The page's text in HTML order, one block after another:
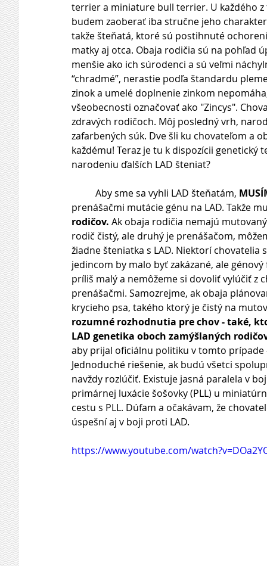
terrier a miniature bull terrier. U každého
budem zaoberať iba stručne jeho
takže šteňatá, ktoré sú postihnuté
matky aj otca. Obaja rodičia sú na pohľad
menšie ako ich súrodenci a sú veľmi
“chradmé”, nerastie podľa štandardu
zinok a umelé doplnenie zinkom
všeobecnosti označovať ako "Zincys".
zdravých rodičoch. Môj posledný vrh,
zafarbených súk. Dve šli ku chovateľom a
každému! Teraz je tu k dispozícii
narodeniu ďalších LAD šteniat?
          Aby sme sa vyhli LAD šteňatám,
prenášačmi mutácie génu na LAD. Takže
rodičov. Ak obaja rodičia nemajú
rodič čistý, ale druhý je prenášačom,
žiadne šteniatka s LAD. Niektorí
jedincom by malo byť zakázané, ale
príliš malý a nemôžeme si dovoliť vylúčiť z
prenášačmi. Samozrejme, ak obaja
krycieho psa, takého ktorý je čistý na
rozumné rozhodnutia pre chov - také,
LAD genetika oboch zamýšlaných
aby prijal oficiálnu politiku v tomto prípade
Jednoduché riešenie, ak budú všetci
navždy rozlúčiť. Existuje jasná paralela v
primárnej luxácie šošovky (PLL) u
cestu s PLL. Dúfam a očakávam, že
úspešní aj v boji proti LAD.
https://www.youtube.com/